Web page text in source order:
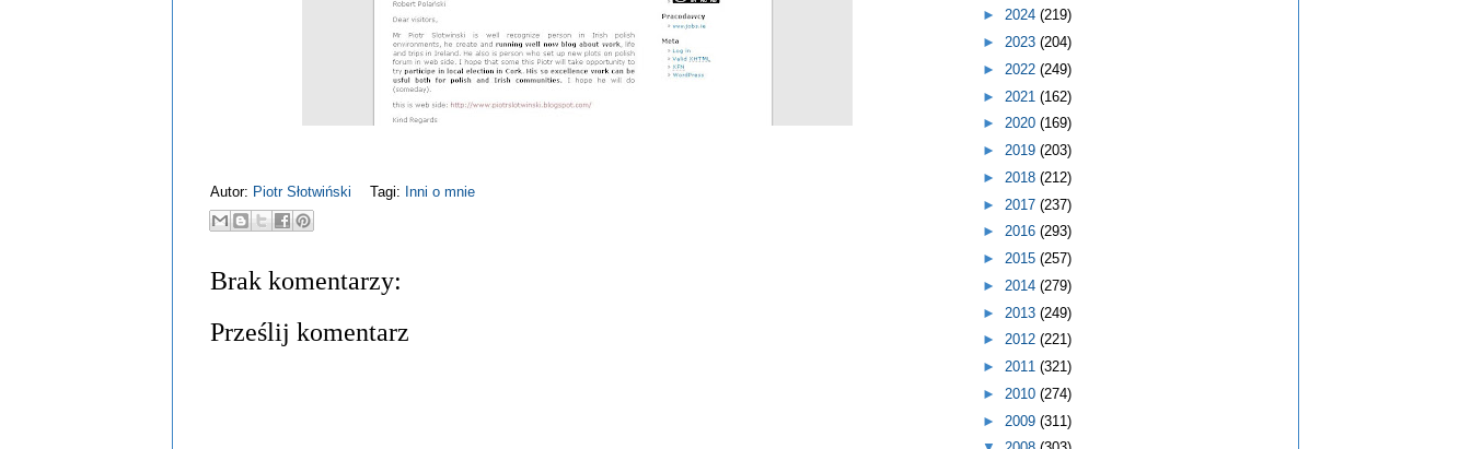
Autor: Piotr Słotwiński Tagi: Inni o mnie
Brak komentarzy:
Prześlij komentarz
► 2024 (219)
► 2023 (204)
► 2022 (249)
► 2021 (162)
► 2020 (169)
► 2019 (203)
► 2018 (212)
► 2017 (237)
► 2016 (293)
► 2015 (257)
► 2014 (279)
► 2013 (249)
► 2012 (221)
► 2011 (321)
► 2010 (274)
► 2009 (311)